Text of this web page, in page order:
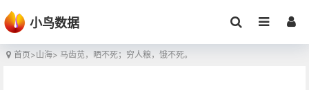
小鸟数据
首页>山海> 马齿苋，晒不死；穷人粮，饿不死。